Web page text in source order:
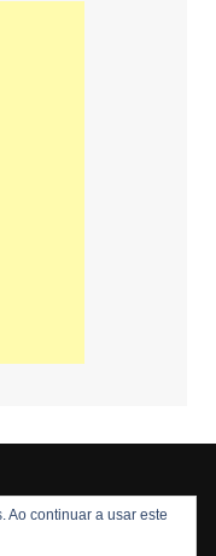
direitos reservados
Ao continuar a usar este